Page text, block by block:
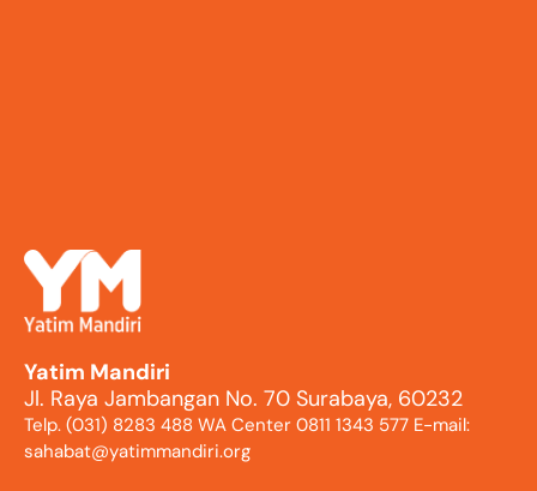
Yatim Mandiri
Jl. Raya Jambangan No. 70 Surabaya, 60232
Telp. (031) 8283 488 WA Center 0811 1343 577 E-mail:
sahabat@yatimmandiri.org